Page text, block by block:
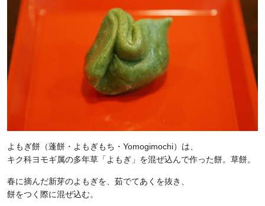
よもぎ餅（蓬餅・よもぎもち・Yomogimochi）は、
キク科ヨモギ属の多年草「よもぎ」を混ぜ込んで作った餅。草餅。
春に摘んだ新芽のよもぎを、茹でてあくを抜き、
餅をつく際に混ぜ込む。